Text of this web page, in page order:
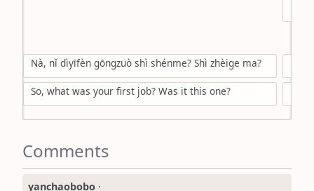
roman
english
Nà, nǐ dìyīfèn gōngzuò shì shénme? Shì zhèige ma?
So, what was your first job? Was it this one?
Comments
yanchaobobo ·